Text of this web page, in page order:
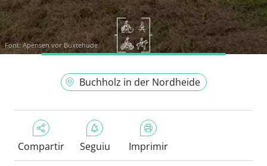
Font: Apensen vor Buxtehude
Buchholz in der Nordheide
Compartir Seguiu Imprimir